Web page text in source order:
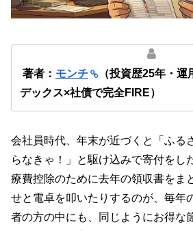
著者： モンチ
（投資歴25年・
デックス×社債で完全FIRE）
会社員時代、年末が近づくと「ふる
らなきゃ！」と駆け込みで寄付をし
療費控除のために去年の領収書をま
せと電卓を叩いたりするのが、毎年
者の方の中にも、同じようにお得な